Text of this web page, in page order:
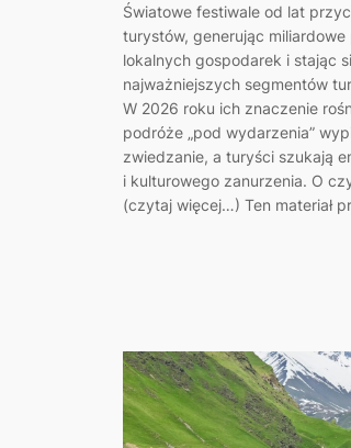
Światowe festiwale od lat
turystów, generując
lokalnych gospodarek i stając
najważniejszych segmentów
W 2026 roku ich znaczenie
podróże „pod wydarzenia”
zwiedzanie, a turyści szukają
i kulturowego zanurzenia. O
(czytaj więcej…) Ten materiał